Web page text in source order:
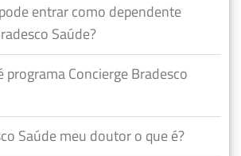
entrar como dependente
Saúde?
programa Concierge Bradesco
Saúde meu doutor o que é?